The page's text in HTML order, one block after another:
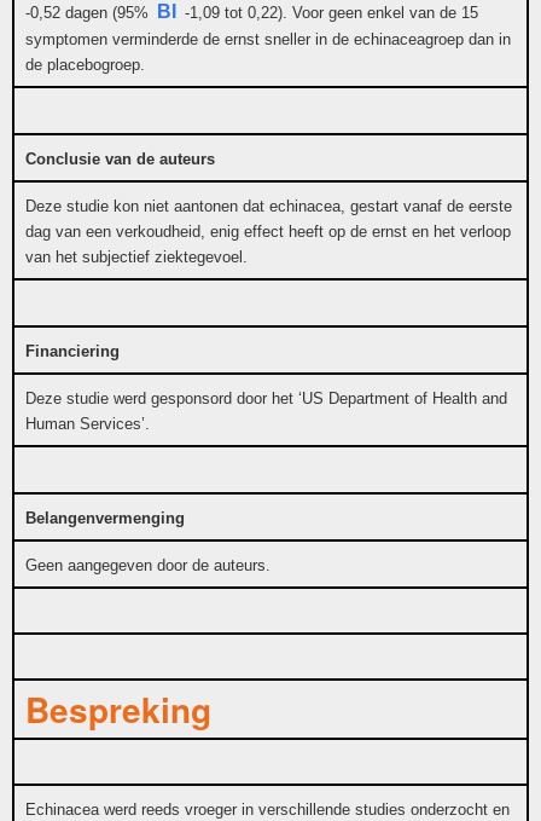
-0,52 dagen (95% BI
-1,09 tot 0,22). Voor geen enkel van de 15
symptomen verminderde de ernst sneller in de echinaceagroep dan in
de placebogroep.
Conclusie van de auteurs
Deze studie kon niet aantonen dat echinacea, gestart vanaf de eerste
dag van een verkoudheid, enig effect heeft op de ernst en het verloop
van het subjectief ziektegevoel.
Financiering
Deze studie werd gesponsord door het ‘US Department of Health and
Human Services’.
Belangenvermenging
Geen aangegeven door de auteurs.
Bespreking
Echinacea werd reeds vroeger in verschillende studies onderzocht en